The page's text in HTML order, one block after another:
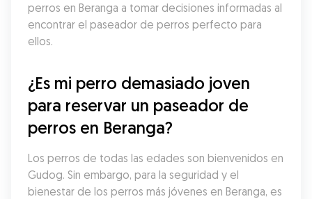
perros en Beranga a tomar decisiones informadas al
encontrar el paseador de perros perfecto para
ellos.
¿Es mi perro demasiado joven
para reservar un paseador de
perros en Beranga?
Los perros de todas las edades son bienvenidos en
Gudog. Sin embargo, para la seguridad y el
bienestar de los perros más jóvenes en Beranga, es